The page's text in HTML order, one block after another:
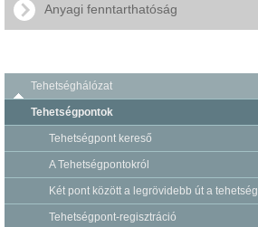
Anyagi fenntarthatóság
Tehetséghálózat
Tehetségpontok
Tehetségpont kereső
A Tehetségpontokról
Két pont között a legrövidebb út a tehetség
Tehetségpont-regisztráció